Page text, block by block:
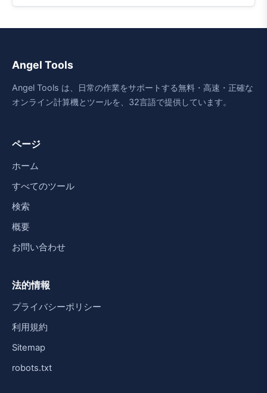
Angel Tools
Angel Tools は、日常の作業をサポートする無料・高速・正確な
オンライン計算機とツールを、32言語で提供しています。
ページ
ホーム
すべてのツール
検索
概要
お問い合わせ
法的情報
プライバシーポリシー
利用規約
Sitemap
robots.txt